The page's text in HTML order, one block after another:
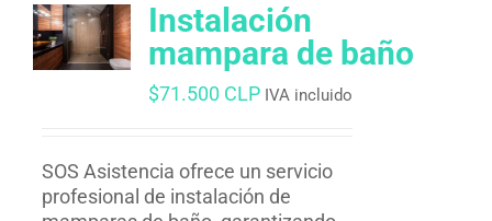
Instalación
mampara de baño
$71.500 CLP IVA incluido
SOS Asistencia ofrece un servicio
profesional de instalación de